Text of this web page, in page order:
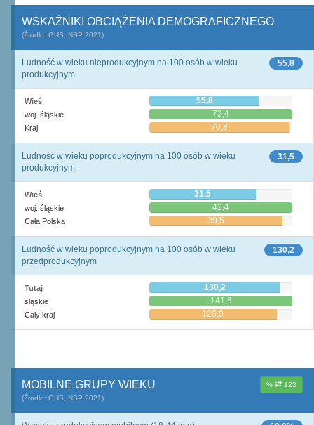
WSKAŹNIKI OBCIĄŻENIA DEMOGRAFICZNEGO
(Źródło: GUS, NSP 2021)
55,8
Ludność w wieku nieprodukcyjnym na 100 osób w wieku
produkcyjnym
Wieś 55,8
woj. śląskie 72,4
Kraj 70,8
31,5
Ludność w wieku poprodukcyjnym na 100 osób w wieku
produkcyjnym
Wieś 31,5
woj. śląskie 42,4
Cała Polska 39,5
130,2
Ludność w wieku poprodukcyjnym na 100 osób w wieku
przedprodukcyjnym
Tutaj 130,2
śląskie 141,6
Cały kraj 126,0
% 123
MOBILNE GRUPY WIEKU
(Źródło: GUS, NSP 2021)